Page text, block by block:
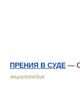
ПРЕНИЯ В СУДЕ —
энциклопедия